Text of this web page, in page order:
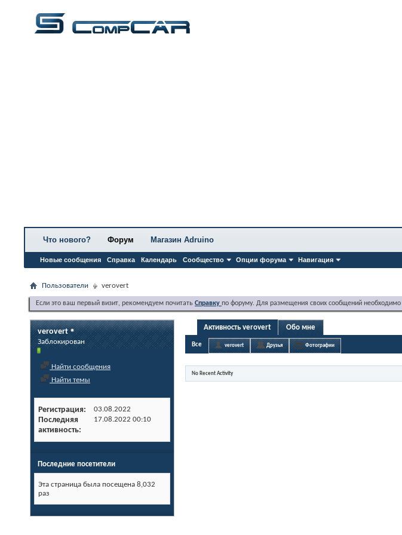
Что нового? Форум
Новые сообщения Справка Календарь Сообщество Опции форума Навигация
Магазин Adruino
Пользователи verovert
Если это ваш первый визит, рекомендуем почитать Справку по форуму. Для размещения своих сообщений необходимо
verovert
Заблокирован
Найти сообщения
Найти темы
Регистрация 03.08.2022
Последняя
активность
17.08.2022 00:10
Последние посетители
Эта страница была посещена 8,032
раз
Активность verovert Обо мне
Все verovert Друзья Фотографии
No Recent Activity